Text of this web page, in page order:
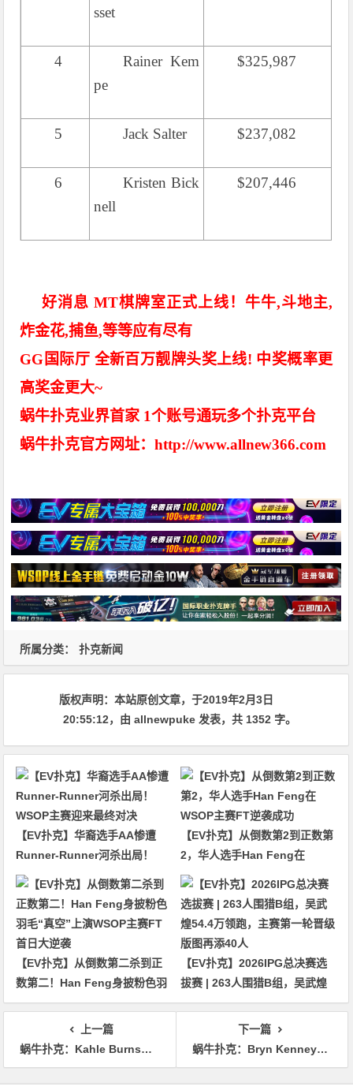
sset
4
Rainer Kem
pe
$325,987
5 Jack Salter $237,082
6
Kristen Bick
nell
$207,446
好消息 MT棋牌室正式上线！牛牛,斗地主,
炸金花,捕鱼,等等应有尽有
GG国际厅 全新百万靓牌头奖上线! 中奖概率更
高奖金更大~
蜗牛扑克业界首家 1个账号通玩多个扑克平台
蜗牛扑克官方网址：http://www.allnew366.com
所属分类： 扑克新闻
版权声明：本站原创文章，于2019年2月3日
20:55:12，由allnewpuke 发表，共 1352 字。
【EV扑克】华裔选手AA惨遭
Runner-Runner河杀出局！
WSOP主赛迎来最终对决
【EV扑克】从倒数第2到正数第
2，华人选手Han Feng在
WSOP主赛FT逆袭成功
【EV扑克】从倒数第二杀到正
数第二！Han Feng身披粉色羽
毛“真空”上演WSOP主赛FT首
【EV扑克】2026IPG总决赛选
拔赛 | 263人围猎B组，吴武煌
54.4万领跑，主赛第一轮晋级版
上一篇
蜗牛扑克：Kahle Burns：从筹码赛到豪客赛的澳洲牌手（上）
下一篇
蜗牛扑克：Bryn Kenney斩获澳百主赛冠军，奖金$1,272,598 AUD
文